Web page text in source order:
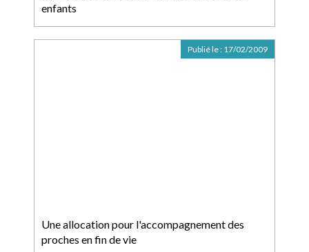
enfants
Une allocation pour l'accompagnement des
proches en fin de vie
Publié le : 17/02/2009